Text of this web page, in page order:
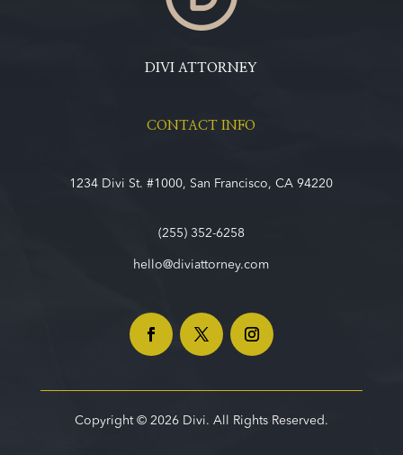
DIVI ATTORNEY
CONTACT INFO
1234 Divi St. #1000, San Francisco, CA 94220
(255) 352-6258
hello@diviattorney.com
Copyright © 2026 Divi. All Rights Reserved.